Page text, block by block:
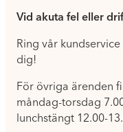
Vid akuta fel eller
Ring vår
dig!
För övriga ärenden
måndag-torsdag
lunchstängt 12.00-